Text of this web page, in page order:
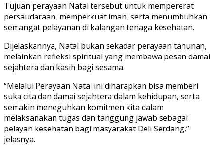
Tujuan perayaan Natal tersebut untuk mempererat
persaudaraan, memperkuat iman, serta menumbuhkan
semangat pelayanan di kalangan tenaga kesehatan.
Dijelaskannya, Natal bukan sekadar perayaan tahunan,
melainkan refleksi spiritual yang membawa pesan damai
sejahtera dan kasih bagi sesama.
“Melalui Perayaan Natal ini diharapkan bisa memberi
suka cita dan damai sejahtera dalam kehidupan, serta
semakin meneguhkan komitmen kita dalam
melaksanakan tugas dan tanggung jawab sebagai
pelayan kesehatan bagi masyarakat Deli Serdang,”
jelasnya.